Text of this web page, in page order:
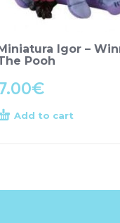
Igor –
Pooh
€
Add to cart